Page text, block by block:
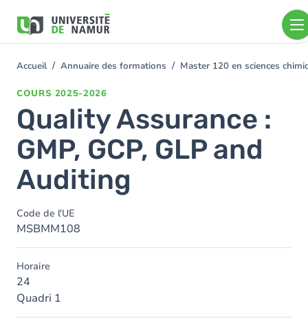
contenu
You
Accueil Annuaire des formations Master 120 en sciences
COURS 2025-2026
Quality Assurance :
GMP, GCP, GLP and
Auditing
Code de l'UE
MSBMM108
Horaire
24
Quadri 1